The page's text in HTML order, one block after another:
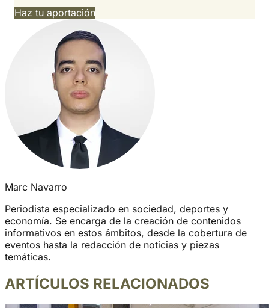
Haz tu aportación
Marc Navarro
Periodista especializado en sociedad, deportes y
economía. Se encarga de la creación de contenidos
informativos en estos ámbitos, desde la cobertura de
eventos hasta la redacción de noticias y piezas
temáticas.
ARTÍCULOS RELACIONADOS